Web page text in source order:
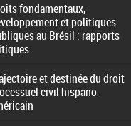
fondamentaux,
et politiques
au Brésil : rapports
et destinée du droit
civil hispano-